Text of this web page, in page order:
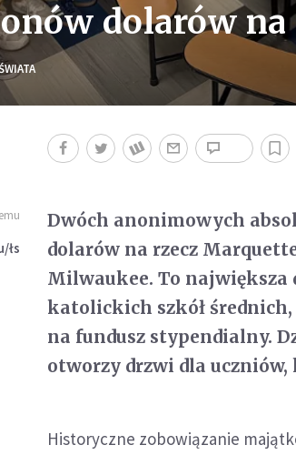
dolarów
łs
Dwóch anonimowych
dolarów na rzecz
Milwaukee. To
katolickich szkół
na fundusz stypendialny.
otworzy drzwi dla uczniów,
Historyczne zobowiązanie